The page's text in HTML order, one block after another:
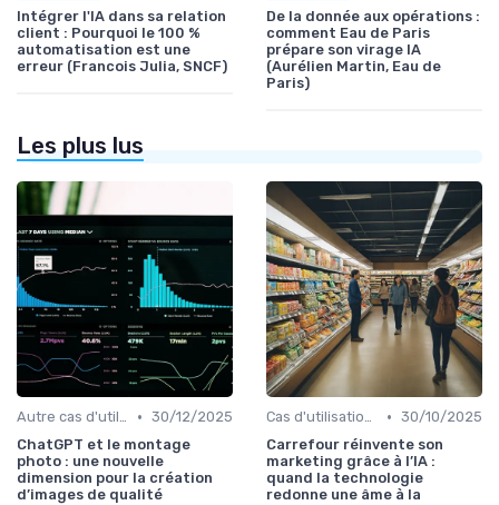
Intégrer l'IA dans sa relation
client : Pourquoi le 100 %
automatisation est une
erreur (Francois Julia, SNCF)
De la donnée aux opérations :
comment Eau de Paris
prépare son virage IA
(Aurélien Martin, Eau de
Paris)
Les plus lus
Autre cas d'utilisation • 30/12/2025
ChatGPT et le montage
photo : une nouvelle
dimension pour la création
d’images de qualité
Cas d'utilisation IA relation client • 30/10/2025
Carrefour réinvente son
marketing grâce à l’IA :
quand la technologie
redonne une âme à la